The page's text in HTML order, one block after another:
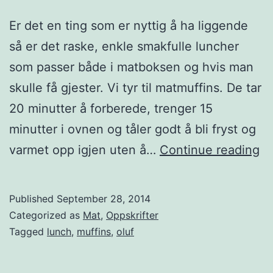
h
u
Er det en ting som er nyttig å ha liggende
så er det raske, enkle smakfulle luncher
som passer både i matboksen og hvis man
skulle få gjester. Vi tyr til matmuffins. De tar
20 minutter å forberede, trenger 15
minutter i ovnen og tåler godt å bli fryst og
varmet opp igjen uten å… Continue reading
Published September 28, 2014
Categorized as Mat, Oppskrifter
Tagged lunch, muffins, oluf